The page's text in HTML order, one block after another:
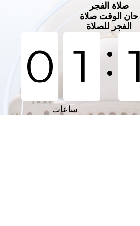
صلاة الفجر
حان الوقت صلاة
الفجر للصلاة
0 1 : 1
ساعات